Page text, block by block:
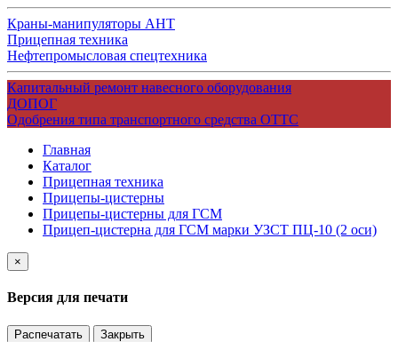
Краны-манипуляторы АНТ
Прицепная техника
Нефтепромысловая спецтехника
Капитальный ремонт навесного оборудования
ДОПОГ
Одобрения типа транспортного средства ОТТС
Главная
Каталог
Прицепная техника
Прицепы-цистерны
Прицепы-цистерны для ГСМ
Прицеп-цистерна для ГСМ марки УЗСТ ПЦ-10 (2 оси)
×
Версия для печати
Распечатать Закрыть